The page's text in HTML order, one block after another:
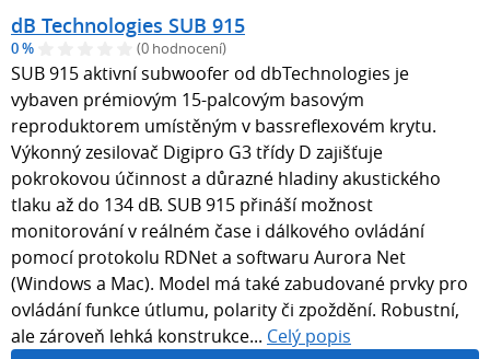
dB Technologies SUB 915
0 % (0 hodnocení)
SUB 915 aktivní subwoofer od dbTechnologies je
vybaven prémiovým 15-palcovým basovým
reproduktorem umístěným v bassreflexovém krytu.
Výkonný zesilovač Digipro G3 třídy D zajišťuje
pokrokovou účinnost a důrazné hladiny akustického
tlaku až do 134 dB. SUB 915 přináší možnost
monitorování v reálném čase i dálkového ovládání
pomocí protokolu RDNet a softwaru Aurora Net
(Windows a Mac). Model má také zabudované prvky pro
ovládání funkce útlumu, polarity či zpoždění. Robustní,
ale zároveň lehká konstrukce... Celý popis